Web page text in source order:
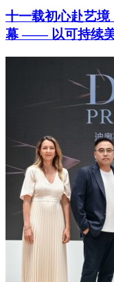
十一载初心赴艺
幕 —— 以可持续